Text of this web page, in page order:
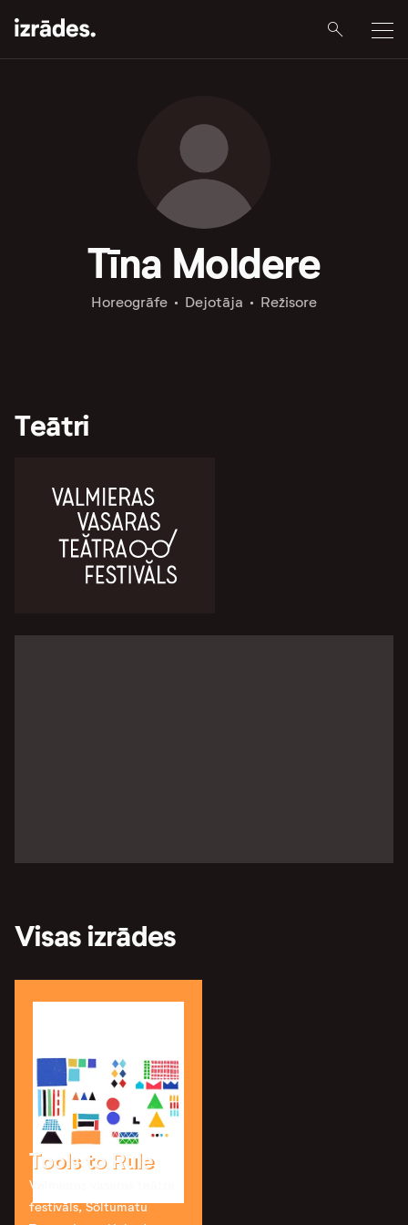
Tīna Moldere
Horeogrāfe Dejotāja Režisore
Teātri
Visas izrādes
Tools to Rule
Valmieras vasaras teātra
festivāls, Sõltumatu